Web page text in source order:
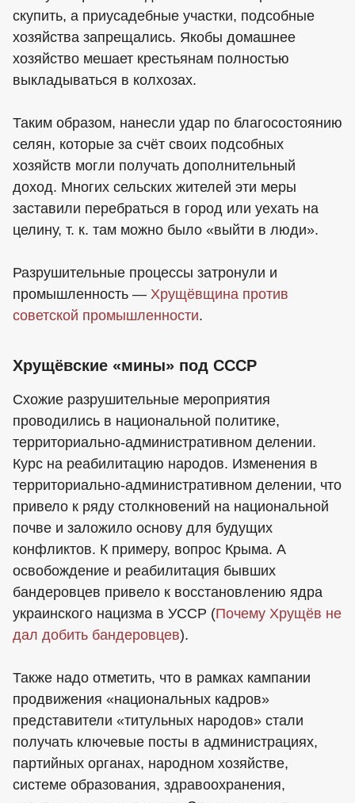
скупить, а приусадебные участки, подсобные
хозяйства запрещались. Якобы домашнее
хозяйство мешает крестьянам полностью
выкладываться в колхозах.
Таким образом, нанесли удар по благосостоянию
селян, которые за счёт своих подсобных
хозяйств могли получать дополнительный
доход. Многих сельских жителей эти меры
заставили перебраться в город или уехать на
целину, т. к. там можно было «выйти в люди».
Разрушительные процессы затронули и
промышленность — Хрущёвщина против
советской промышленности.
Хрущёвские «мины» под СССР
Схожие разрушительные мероприятия
проводились в национальной политике,
территориально-административном делении.
Курс на реабилитацию народов. Изменения в
территориально-административном делении, что
привело к ряду столкновений на национальной
почве и заложило основу для будущих
конфликтов. К примеру, вопрос Крыма. А
освобождение и реабилитация бывших
бандеровцев привело к восстановлению ядра
украинского нацизма в УССР (Почему Хрущёв не
дал добить бандеровцев).
Также надо отметить, что в рамках кампании
продвижения «национальных кадров»
представители «титульных народов» стали
получать ключевые посты в администрациях,
партийных органах, народном хозяйстве,
системе образования, здравоохранения,